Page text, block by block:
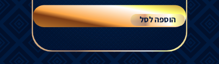
הוספה לסל